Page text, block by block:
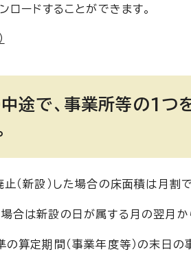
ードすることができます。
で、事業所等の1つを
新設）した場合の床面積は月割で
合は新設の日が属する月の翌月か
算定期間（事業年度等）の末日